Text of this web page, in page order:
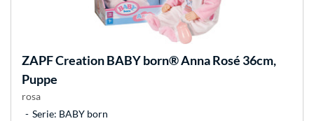
ZAPF CreationBABY born® Anna Rosé 36cm,
Puppe
rosa
Serie: BABY born